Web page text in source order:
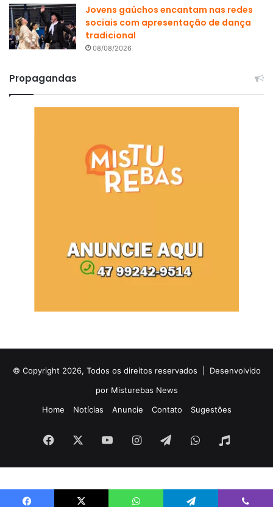
Jovens gaúchos encantam nas redes
sociais com apresentação de dança
tradicional
08/08/2026
Propagandas
© Copyright 2026, Todos os direitos reservados | Desenvolvido
por Misturebas News
Home
Notícias Anuncie Contato Sugestões
Facebook YouTubeInstagramTelegramWhatsApp
Rádio